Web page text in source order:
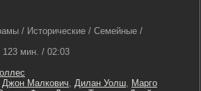
/ Исторические / Семейные /
123 мин. / 02:03
Джон Малкович, Дилан Уолш, Марго